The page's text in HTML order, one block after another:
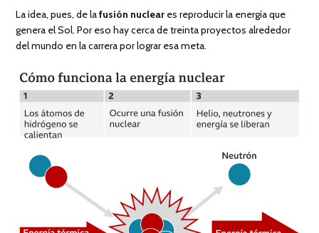
La idea, pues, de lafusión nuclear es reproducir la energía que
genera el Sol. Por eso hay cerca de treinta proyectos alrededor
del mundo en la carrera por lograr esa meta.